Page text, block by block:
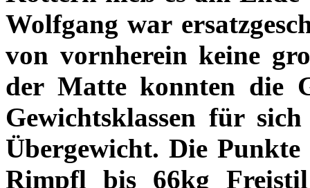
Wolfgang war
von vornherein keine
der Matte konnten die
Gewichtsklassen für
Übergewicht. Die
Rimpfl bis 66kg